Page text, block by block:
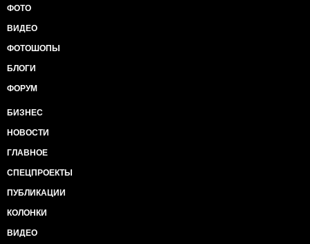
ФОТО
ВИДЕО
ФОТОШОПЫ
БЛОГИ
ФОРУМ
БИЗНЕС
НОВОСТИ
ГЛАВНОЕ
СПЕЦПРОЕКТЫ
ПУБЛИКАЦИИ
КОЛОНКИ
ВИДЕО